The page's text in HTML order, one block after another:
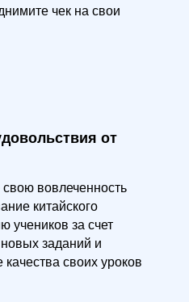
чек на свои
от
вовлеченность
китайского
учеников за счет
заданий и
своих уроков